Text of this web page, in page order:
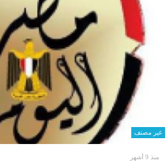
غير مصنف
منذ 9 أشهر